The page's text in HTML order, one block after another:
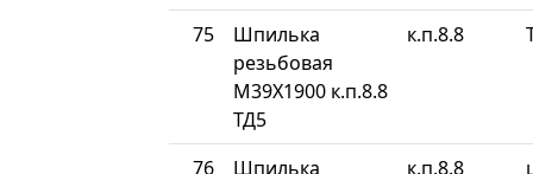
75
Шпилька
резьбовая
М39Х1900 к.п.8.8
ТД5
к.п.8.8
76
Шпилька
к.п.8.8